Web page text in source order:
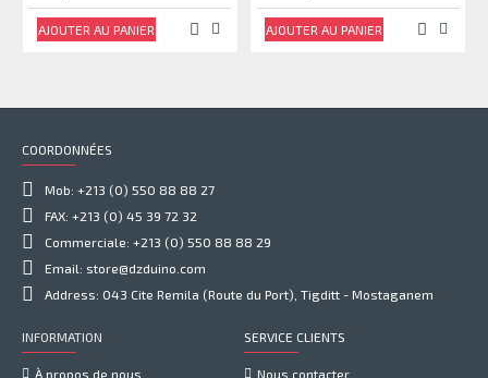
AJOUTER AU PANIER AJOUTER AU PANIER
COORDONNÉES
Mob: +213 (0) 550 88 88 27
FAX: +213 (0) 45 39 72 32
Commerciale: +213 (0) 550 88 88 29
Email: store@dzduino.com
Address: 043 Cite Remila (Route du Port), Tigditt - Mostaganem
INFORMATION
À propos de nous
SERVICE CLIENTS
Nous contacter